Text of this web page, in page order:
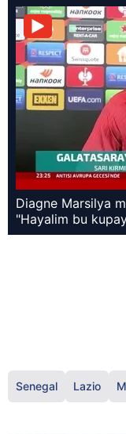
Diagne Marsilya
"Hayalim bu
Senegal Lazio